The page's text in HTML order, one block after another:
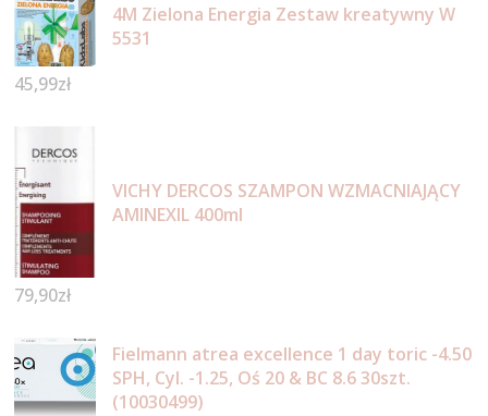
4M Zielona Energia Zestaw kreatywny W
5531
45,99zł
VICHY DERCOS SZAMPON WZMACNIAJĄCY
AMINEXIL 400ml
79,90zł
Fielmann atrea excellence 1 day toric -4.50
SPH, Cyl. -1.25, Oś 20 & BC 8.6 30szt.
(10030499)